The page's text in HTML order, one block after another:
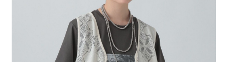
1.本服務係由「台灣大哥大股份有限公司」（以下簡稱本公司）所提供，讓
用戶於交易時，得透過本服務購買商品或服務，並由商店將買賣／分期付款
買賣價金債權讓與本公司後，依約使用本公司帳單繳交帳款。
2.基於同意付款使用「大哥付你分期」之契約關係目的，商店將以您的個人
資料（包含姓名、電話或地址）提供予台灣大哥大進項蒐集、處理及利用，
由本公司與您本人進行分期帳單所需資料之確認、核對及更正。
ATM／網路銀行／等多元方式進行付款，方視為交易完成。
※ 請注意：結帳手續完成當下不需立刻繳費，但若您需要取消訂單，請聯絡
購買商品的店家。未經商家同意取消之訂單仍視為有效，需透過AFTEE先享
後付繳納相關費用。
※ 交易是否成功請以「AFTEE先享後付 」之結帳頁面顯示為準，若有關於
是否繳費成功／繳費後需取消欲退款等相關疑問，請聯繫「AFTEE先享後付
https://netprotections.freshdesk.com/support/home
每筆NT$80，滿NT$1,500(含以上)免運費
每筆NT$80，滿NT$1,500(含以上)免運費